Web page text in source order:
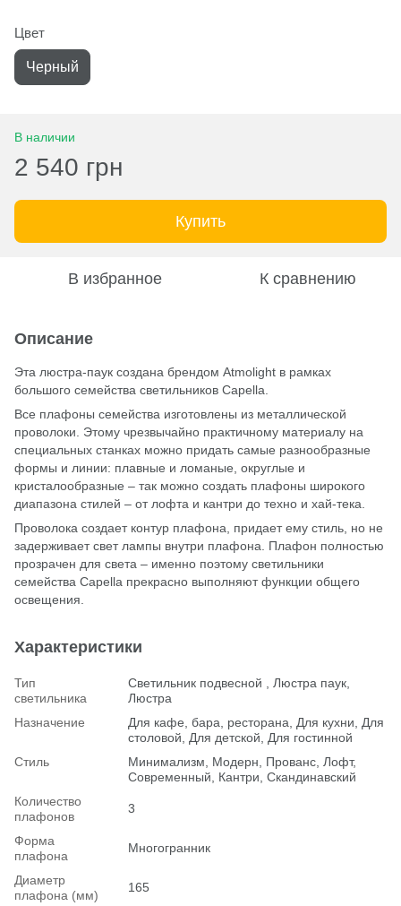
Цвет
Черный
В наличии
2 540 грн
Купить
В избранное К сравнению
Описание
Эта люстра-паук создана брендом Atmolight в рамках
большого семейства светильников Capella.
Все плафоны семейства изготовлены из металлической
проволоки. Этому чрезвычайно практичному материалу на
специальных станках можно придать самые разнообразные
формы и линии: плавные и ломаные, округлые и
кристалообразные – так можно создать плафоны широкого
диапазона стилей – от лофта и кантри до техно и хай-тека.
Проволока создает контур плафона, придает ему стиль, но не
задерживает свет лампы внутри плафона. Плафон полностью
прозрачен для света – именно поэтому светильники
семейства Capella прекрасно выполняют функции общего
освещения.
Характеристики
Тип
светильника
Светильник подвесной , Люстра паук,
Люстра
Назначение
Для кафе, бара, ресторана, Для кухни, Для
столовой, Для детской, Для гостинной
Стиль
Минимализм, Модерн, Прованс, Лофт,
Современный, Кантри, Скандинавский
Количество
плафонов
3
Форма
плафона
Многогранник
Диаметр
плафона (мм)
165